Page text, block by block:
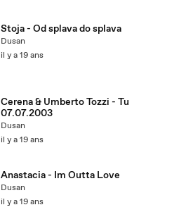
Stoja - Od splava do splava
Dusan
il y a 19 ans
Cerena & Umberto Tozzi - Tu
07.07.2003
Dusan
il y a 19 ans
Anastacia - Im Outta Love
Dusan
il y a 19 ans